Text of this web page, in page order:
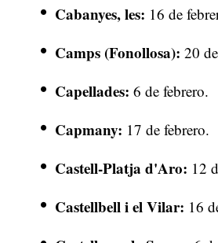
Cabanyes, les: 16 de
Camps (Fonollosa): 20
Capellades: 6 de febrero.
Capmany: 17 de febrero.
Castell-Platja d'Aro: 12
Castellbell i el Vilar: 16